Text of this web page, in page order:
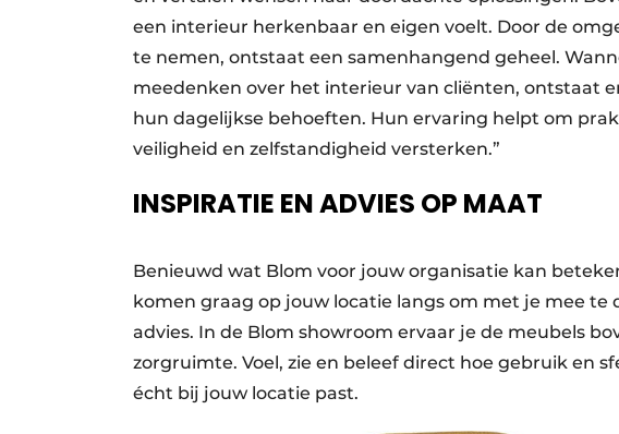
een interieur herkenbaar en eigen voelt. Door de
te nemen, ontstaat een samenhangend geheel.
meedenken over het interieur van cliënten, ontstaat
hun dagelijkse behoeften. Hun ervaring helpt om
veiligheid en zelfstandigheid versterken.”
INSPIRATIE EN ADVIES OP MAAT
Benieuwd wat Blom voor jouw organisatie kan
komen graag op jouw locatie langs om met je mee te
advies. In de Blom showroom ervaar je de meubels
zorgruimte. Voel, zie en beleef direct hoe gebruik en
écht bij jouw locatie past.